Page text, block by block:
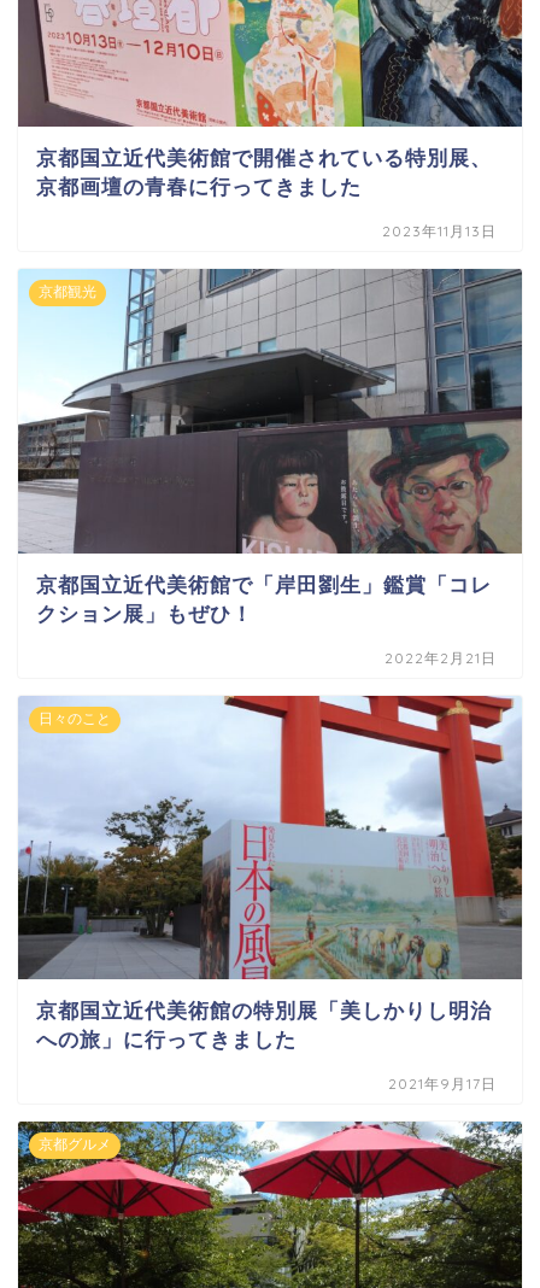
京都国立近代美術館で開催されている特別展、
京都画壇の青春に行ってきました
2023年11月13日
京都観光
京都国立近代美術館で「岸田劉生」鑑賞「コレ
クション展」もぜひ！
2022年2月21日
日々のこと
京都国立近代美術館の特別展「美しかりし明治
への旅」に行ってきました
2021年9月17日
京都グルメ